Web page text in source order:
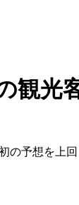
観光
の予想を上